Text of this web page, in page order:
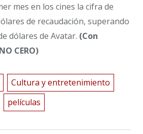
mes en los cines la cifra de
de recaudación, superando
dólares de Avatar. (Con
CERO)
Cultura y entretenimiento
películas